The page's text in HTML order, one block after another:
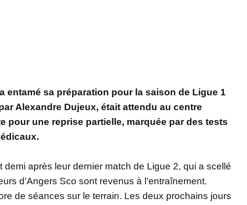
entamé sa préparation pour la saison de Ligue 1
Alexandre Dujeux, était attendu au centre
pour une reprise partielle, marquée par des tests
demi après leur dernier match de Ligue 2, qui a scellé
d’Angers Sco sont revenus à l’entraînement.
de séances sur le terrain. Les deux prochains jours